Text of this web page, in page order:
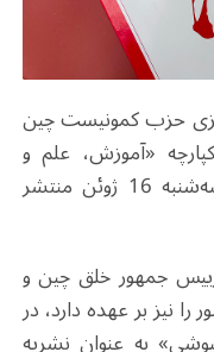
حزب کمونیست چین
«آموزش، علم و
فناوری، و پرورش استعدادها» روز سه‌شنبه 16 ژوئن منتشر
جمهور خلق چین و
نیز بر عهده دارد، در
به عنوان نشریه